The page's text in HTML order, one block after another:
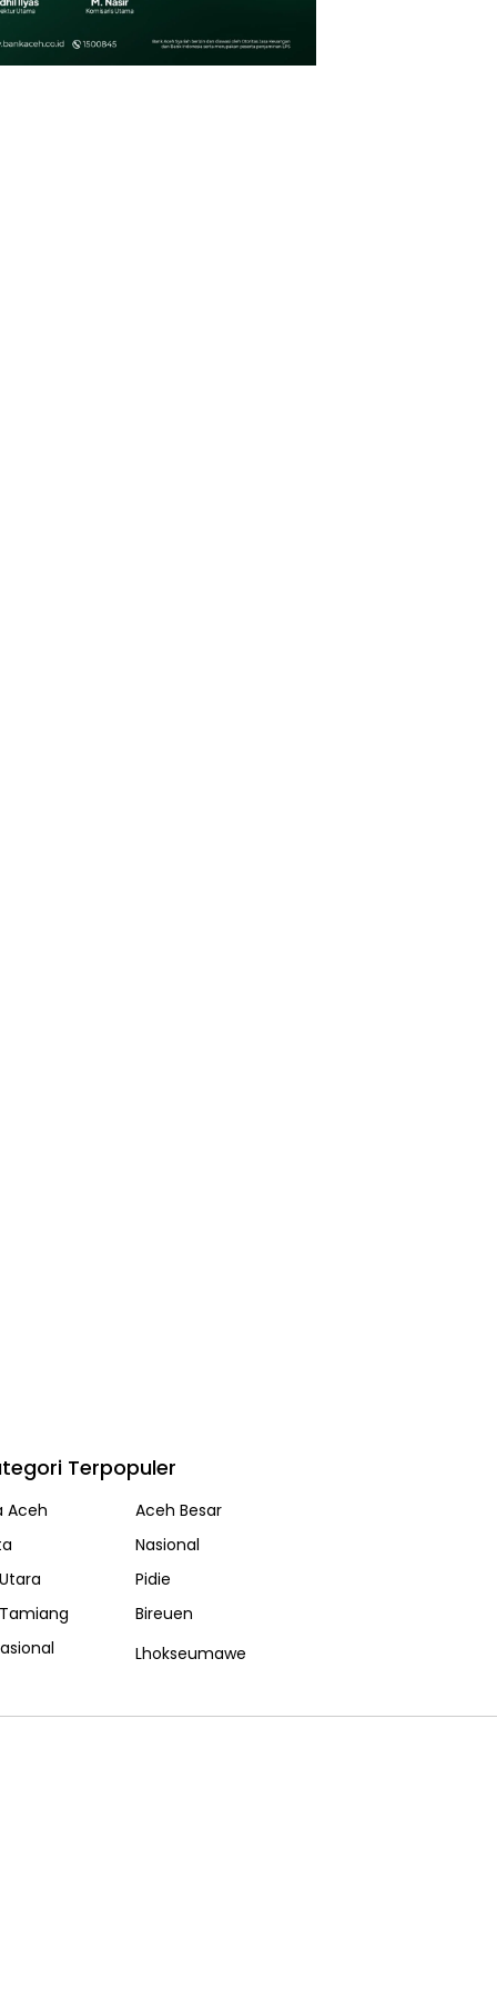
Terpopuler
Aceh
Aceh Besar
Nasional
Pidie
Bireuen
Lhokseumawe